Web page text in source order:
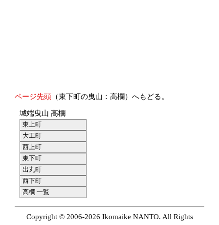
ページ先頭 （東下町の曳山：高欄）へもどる。
城端曳山 高欄
東上町
大工町
西上町
東下町
出丸町
西下町
高欄 一覧
Copyright © 2006-2026 Ikomaike NANTO. All Rights